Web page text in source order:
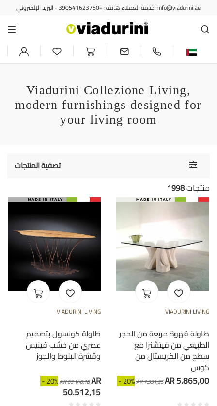
خدمة العملاء هاتف: +390541623760 - البريد الإلكتروني: info@viadurini.ae
Viadurini Collezione Living,
modern furnishings designed for
your living room
Toggle تصفية المنتجات
1998منتجات
VIADURINI LIVING
طاولة كونسول بتصميم
عصري من خشب فينيس
وقشرة البلوط والجوز
- 20%AR 63.140,18AR
50.512,15
VIADURINI LIVING
طاولة قهوة مربعة من الحجر
الطبيعي من فيتشنزا مع
سطح من الكريستال من
كوس
- 20%AR 7.331,25AR 5.865,00